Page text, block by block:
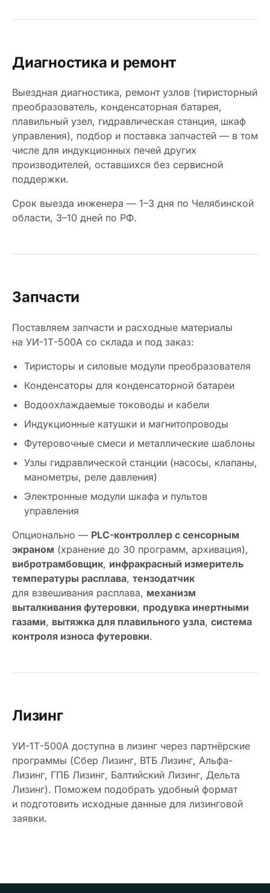
Диагностика и ремонт
Выездная диагностика, ремонт узлов (тиристорный
преобразователь, конденсаторная батарея,
плавильный узел, гидравлическая станция, шкаф
управления), подбор и поставка запчастей — в том
числе для индукционных печей других
производителей, оставшихся без сервисной
поддержки.
Срок выезда инженера — 1–3 дня по Челябинской
области, 3–10 дней по РФ.
Запчасти
Поставляем запчасти и расходные материалы
на УИ-1Т-500А со склада и под заказ:
Тиристоры и силовые модули преобразователя
Конденсаторы для конденсаторной батареи
Водоохлаждаемые тоководы и кабели
Индукционные катушки и магнитопроводы
Футеровочные смеси и металлические шаблоны
Узлы гидравлической станции (насосы, клапаны,
манометры, реле давления)
Электронные модули шкафа и пультов
управления
Опционально — PLC-контроллер с сенсорным
экраном (хранение до 30 программ, архивация),
вибротрамбовщик, инфракрасный измеритель
температуры расплава, тензодатчик
для взвешивания расплава, механизм
выталкивания футеровки, продувка инертными
газами, вытяжка для плавильного узла, система
контроля износа футеровки.
Лизинг
УИ-1Т-500А доступна в лизинг через партнёрские
программы (Сбер Лизинг, ВТБ Лизинг, Альфа-
Лизинг, ГПБ Лизинг, Балтийский Лизинг, Дельта
Лизинг). Поможем подобрать удобный формат
и подготовить исходные данные для лизинговой
заявки.